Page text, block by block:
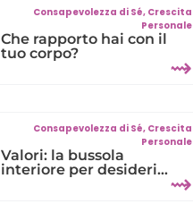
Consapevolezza di Sé, Crescita
Personale
Che rapporto hai con il
tuo corpo?
⇝
Consapevolezza di Sé, Crescita
Personale
Valori: la bussola
interiore per desideri
⇝